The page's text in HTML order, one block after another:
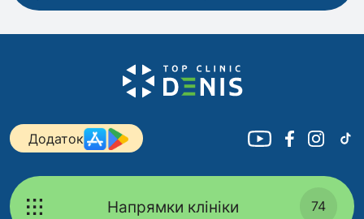
Додаток
Напрямки клініки 74